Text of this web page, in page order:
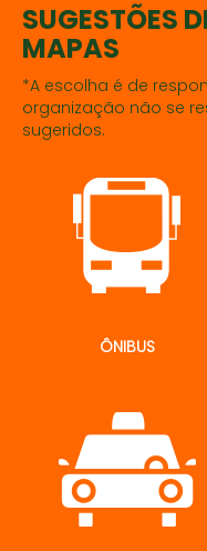
SUGESTÕES
MAPAS
*A escolha é de
organização não se
sugeridos.
ÔNIBUS